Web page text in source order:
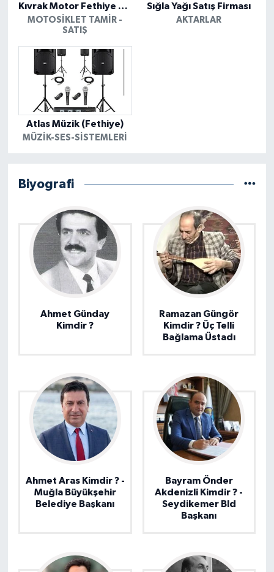
Kıvrak Motor Fethiye Bilgileri
MOTOSIKLET TAMIR -
SATIŞ
Sığla Yağı Satış Firması
AKTARLAR
Atlas Müzik (Fethiye)
MÜZIK-SES-SISTEMLERI
Biyografi
Ahmet Günday
Kimdir ?
Ramazan Güngör
Kimdir ? Üç Telli
Bağlama Üstadı
Ahmet Aras Kimdir ? -
Muğla Büyükşehir
Belediye Başkanı
Bayram Önder
Akdenizli Kimdir ? -
Seydikemer Bld
Başkanı